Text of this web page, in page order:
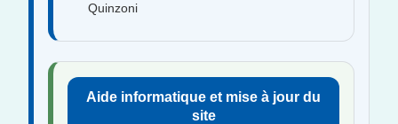
Quinzoni
Aide informatique et mise à jour du
site